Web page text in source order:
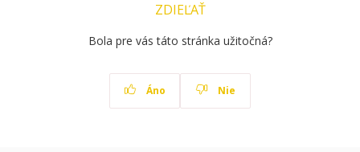
ZDIEĽAŤ
Bola pre vás táto stránka užitočná?
Áno Nie